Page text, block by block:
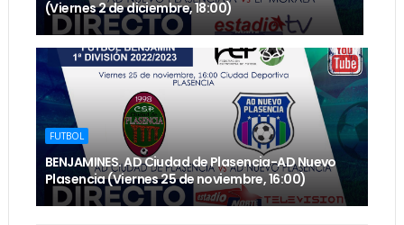
(Viernes 2 de diciembre, 18:00)
FUTBOL
BENJAMINES. AD Ciudad de Plasencia-AD Nuevo
Plasencia (Viernes 25 de noviembre, 16:00)